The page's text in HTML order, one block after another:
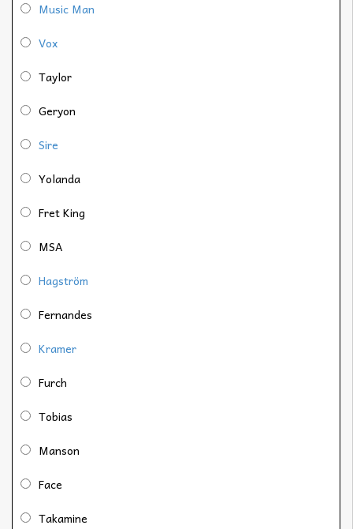
Music Man
Vox
Taylor
Geryon
Sire
Yolanda
Fret King
MSA
Hagström
Fernandes
Kramer
Furch
Tobias
Manson
Face
Takamine